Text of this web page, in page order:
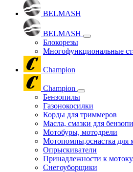
BELMASH
BELMASH
Блокорезы
Многофункциональные
Champion
Champion
Бензопилы
Газонокосилки
Корды для триммеров
Масла, смазки для
Мотобуры, мотодрели
Мотопомпы,оснастка для
Опрыскиватели
Принадлежности к
Снегоуборщики